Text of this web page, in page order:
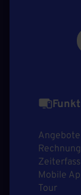
Angebote
Mobile
Tour